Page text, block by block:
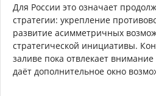
Для России это означает
стратегии: укрепление
развитие асимметричных
стратегической инициативы.
заливе пока отвлекает
даёт дополнительное окно